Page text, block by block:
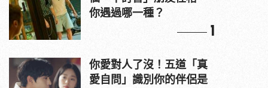
你遇過哪一種？
1
你愛對人了沒！五道「真
愛自問」識別你的伴侶是